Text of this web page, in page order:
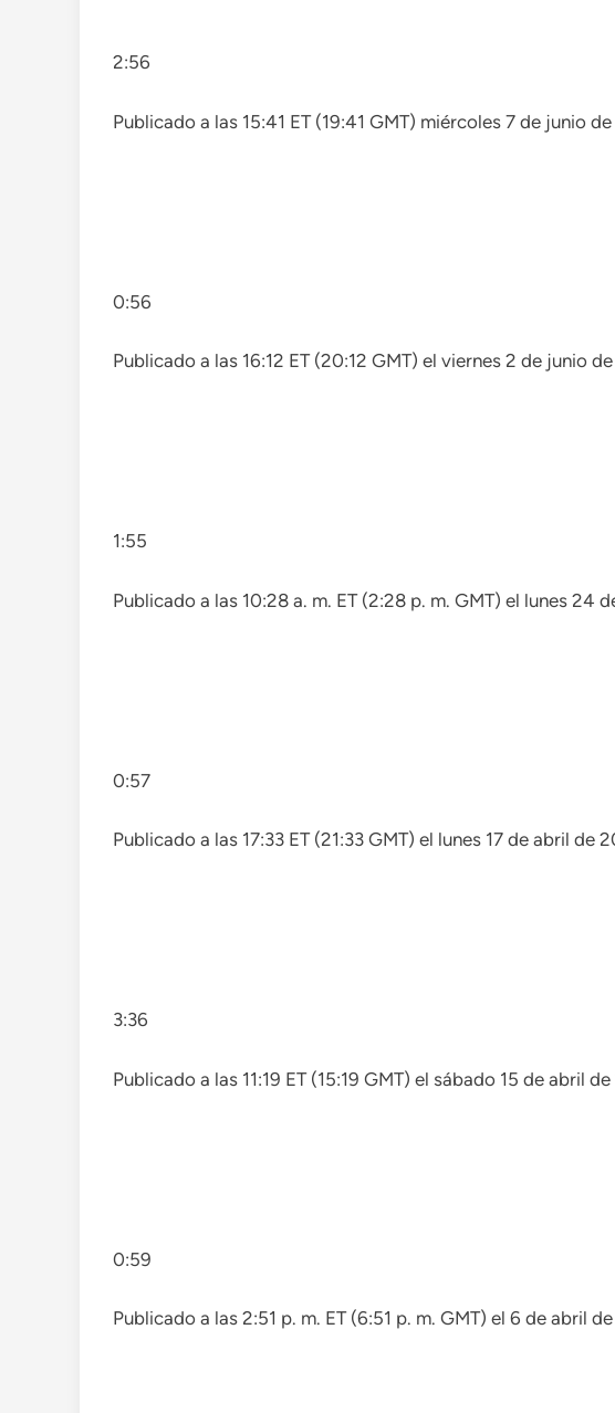
2:56
Publicado a las 15:41 ET (19:41 GMT) miércoles 7 de junio
0:56
Publicado a las 16:12 ET (20:12 GMT) el viernes 2 de junio
1:55
Publicado a las 10:28 a. m. ET (2:28 p. m. GMT) el lunes 24
0:57
Publicado a las 17:33 ET (21:33 GMT) el lunes 17 de abril de
3:36
Publicado a las 11:19 ET (15:19 GMT) el sábado 15 de abril
0:59
Publicado a las 2:51 p. m. ET (6:51 p. m. GMT) el 6 de abril